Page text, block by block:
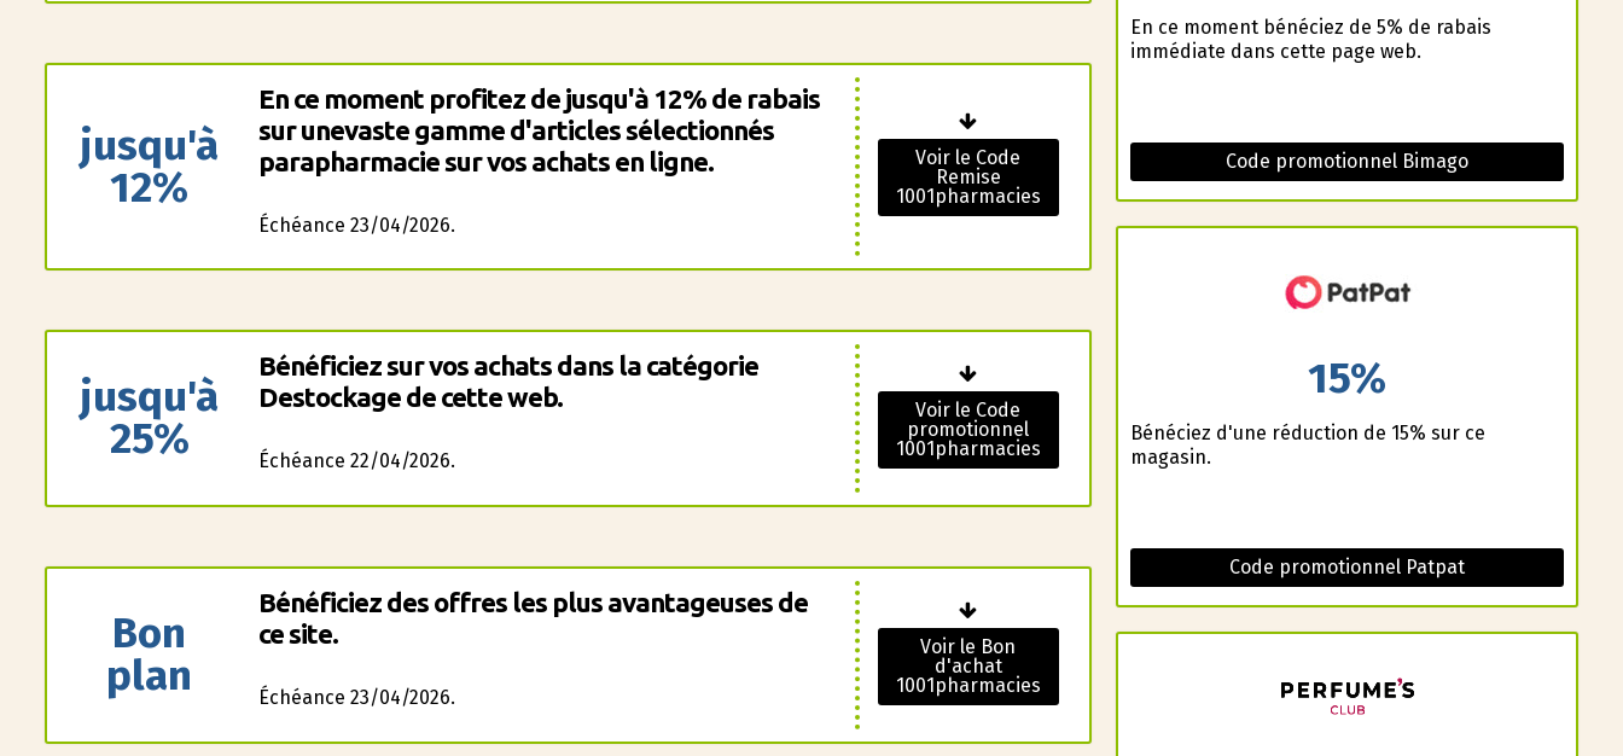
jusqu'à
12%
En ce moment profitez de jusqu'à 12% de rabais
sur unevaste gamme d'articles sélectionnés
parapharmacie sur vos achats en ligne.
Échéance 23/04/2026.
Voir le Code
Remise
1001pharmacies
jusqu'à
25%
Bénéficiez sur vos achats dans la catégorie
Destockage de cette web.
Échéance 22/04/2026.
Voir le Code
promotionnel
1001pharmacies
Bon
plan
Bénéficiez des offres les plus avantageuses de
ce site.
Échéance 23/04/2026.
Voir le Bon
d'achat
1001pharmacies
En ce moment bénéficiez de 5% de rabais
immédiate dans cette page web.
Code promotionnel Bimago
15%
Bénéficiez d'une réduction de 15% sur ce
magasin.
Code promotionnel Patpat